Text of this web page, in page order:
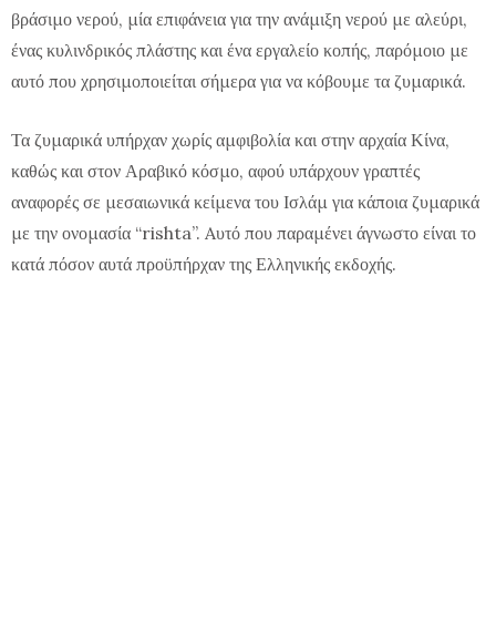
βράσιμο νερού, μία επιφάνεια για την ανάμιξη νερού με αλεύρι,
ένας κυλινδρικός πλάστης και ένα εργαλείο κοπής, παρόμοιο με
αυτό που χρησιμοποιείται σήμερα για να κόβουμε τα ζυμαρικά.
Τα ζυμαρικά υπήρχαν χωρίς αμφιβολία και στην αρχαία Κίνα,
καθώς και στον Αραβικό κόσμο, αφού υπάρχουν γραπτές
αναφορές σε μεσαιωνικά κείμενα του Ισλάμ για κάποια ζυμαρικά
με την ονομασία “rishta”. Aυτό που παραμένει άγνωστο είναι το
κατά πόσον αυτά προϋπήρχαν της Ελληνικής εκδοχής.